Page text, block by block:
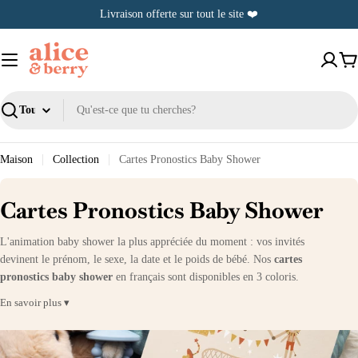
Livraison offerte sur tout le site ❤️
Recherche
Maison Collection Cartes Pronostics Baby Shower
C
o
l
l
e
c
Cartes Pronostics Baby Shower
L'animation baby shower la plus appréciée du moment : vos invités
devinent le prénom, le sexe, la date et le poids de bébé. Nos cartes
pronostics baby shower en français sont disponibles en 3 coloris.
En savoir plus ▾